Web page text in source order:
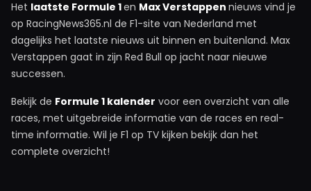
Het laatste Formule 1en Max Verstappen nieuws vind je
op RacingNews365.nl de F1-site van Nederland met
dagelijks het laatste nieuws uit binnen en buitenland. Max
Verstappen gaat in zijn Red Bull op jacht naar nieuwe
successen.
Bekijk de Formule 1 kalender voor een overzicht van alle
races, met uitgebreide informatie van de races en real-
time informatie. Wil je F1 op TV kijken bekijk dan het
complete overzicht!